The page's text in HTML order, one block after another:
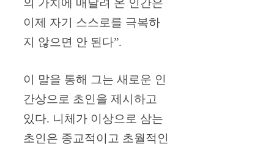
의 가치에 매달려 온 인간은
이제 자기 스스로를 극복하
지 않으면 안 된다”.
이 말을 통해 그는 새로운 인
간상으로 초인을 제시하고
있다. 니체가 이상으로 삼는
초인은 종교적이고 초월적인